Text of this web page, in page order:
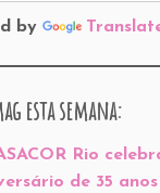
by
esta semana:
Rio
de 35 anos